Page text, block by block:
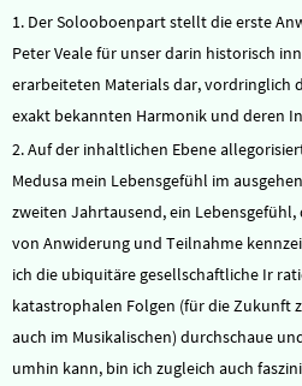
1. Der Solooboenpart stellt die erste
Peter Veale für unser darin historisch
erarbeiteten Materials dar, vordringlich
exakt bekannten Harmonik und deren
2. Auf der inhaltlichen Ebene
Medusa mein Lebensgefühl im
zweiten Jahrtausend, ein
von Anwiderung und Teilnahme
ich die ubiquitäre gesellschaftliche Ir
katastrophalen Folgen (für die
auch im Musikalischen) durchschaue
umhin kann, bin ich zugleich auch